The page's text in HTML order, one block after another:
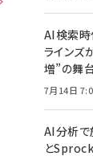
AI検索時
ラインズ
増”の舞
7月14日
AI分析で
と